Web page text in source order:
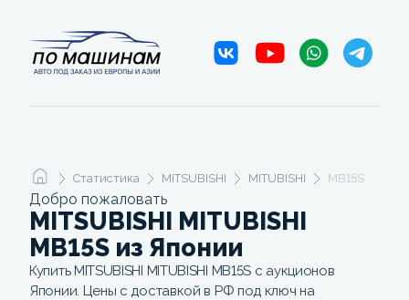
Статистика MITSUBISHI MITUBISHI MB15S
Добро пожаловать
MITSUBISHI MITUBISHI
MB15S из Японии
Купить MITSUBISHI MITUBISHI MB15S с аукционов
Японии. Цены с доставкой в РФ под ключ на